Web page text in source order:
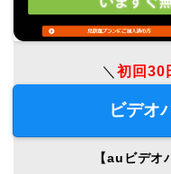
＼初回30
ビデオ
【auビデオ